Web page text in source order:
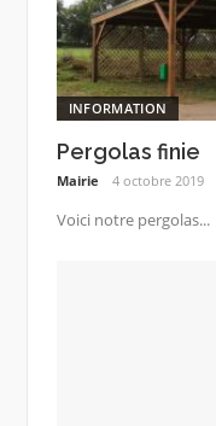
INFORMATION
Pergolas finie
Mairie 4 octobre 2019
Voici notre pergolas...